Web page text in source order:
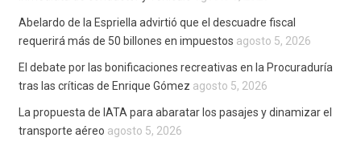
Abelardo de la Espriella advirtió que el descuadre fiscal
requerirá más de 50 billones en impuestos agosto 5, 2026
El debate por las bonificaciones recreativas en la Procuraduría
tras las críticas de Enrique Gómez agosto 5, 2026
La propuesta de IATA para abaratar los pasajes y dinamizar el
transporte aéreo agosto 5, 2026